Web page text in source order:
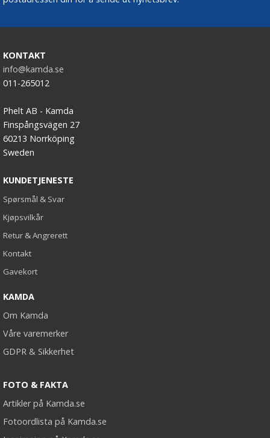
KONTAKT
info@kamda.se
011-265012
Phelt AB - Kamda
Finspångsvägen 27
60213 Norrköping
Sweden
KUNDETJENESTE
Spørsmål & Svar
Kjøpsvilkår
Retur & Angrerett
Kontakt
Gavekort
KAMDA
Om Kamda
Våre varemerker
GDPR & Sikkerhet
FOTO & FAKTA
Artikler på Kamda.se
Fotoordlista på Kamda.se